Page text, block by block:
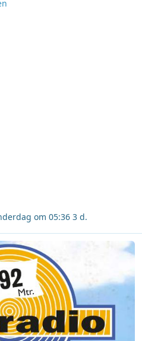
bereikte in
om 05:36 3 d.
op 192 Radio staat stil bij